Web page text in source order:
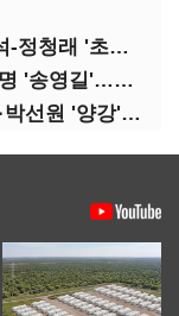
(정기여론조사)②당심·호남, 김민석-정청래 '초접전'
(정기여론조사)③2순위, 10명 중 4명 '송영길'…정청래 '한 자릿수'
(정기여론조사)④최고위원 최민희·박선원 '양강'…서미화·이성윤·임미애 뒤이어